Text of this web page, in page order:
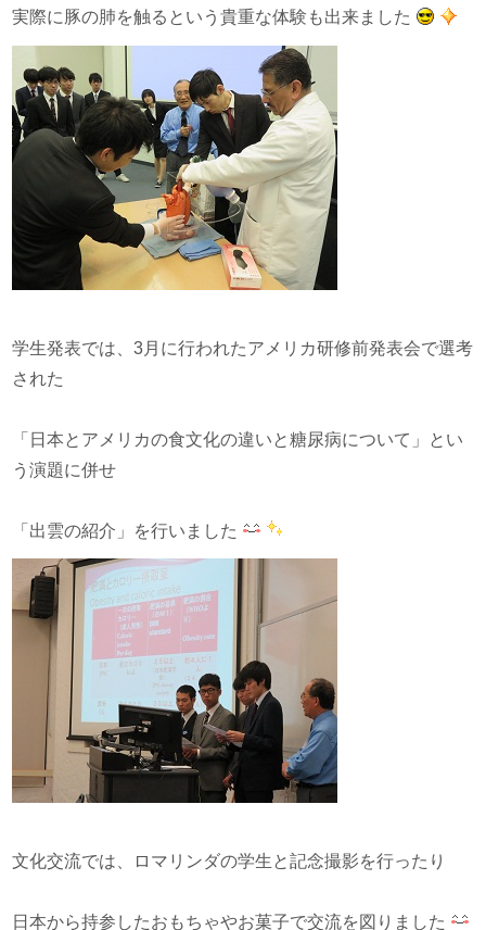
実際に豚の肺を触るという貴重な体験も出来ました
学生発表では、3月に行われたアメリカ研修前発表会で選考
された
「日本とアメリカの食文化の違いと糖尿病について」とい
う演題に併せ
「出雲の紹介」を行いました
文化交流では、ロマリンダの学生と記念撮影を行ったり
日本から持参したおもちゃやお菓子で交流を図りました